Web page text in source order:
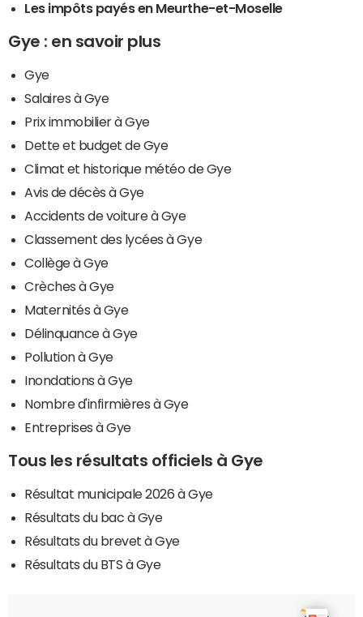
Les impôts payés en Meurthe-et-Moselle
Gye : en savoir plus
Gye
Salaires à Gye
Prix immobilier à Gye
Dette et budget de Gye
Climat et historique météo de Gye
Avis de décès à Gye
Accidents de voiture à Gye
Classement des lycées à Gye
Collège à Gye
Crèches à Gye
Maternités à Gye
Délinquance à Gye
Pollution à Gye
Inondations à Gye
Nombre d'infirmières à Gye
Entreprises à Gye
Tous les résultats officiels à Gye
Résultat municipale 2026 à Gye
Résultats du bac à Gye
Résultats du brevet à Gye
Résultats du BTS à Gye